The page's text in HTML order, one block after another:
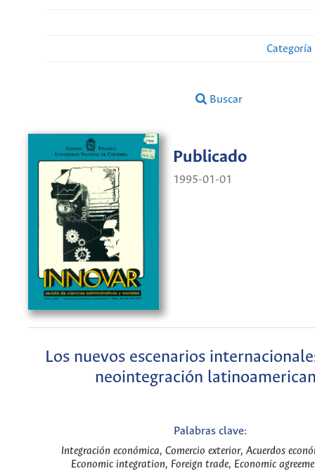
Buscar
Publicado
1995-01-01
Los nuevos escenarios
neointegración
Palabras clave:
Integración económica, Comercio exterior, Acuerdos
Economic integration, Foreign trade, Economic